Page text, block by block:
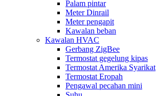
Palam pintar
Meter Dinrail
Meter pengapit
Kawalan beban
Kawalan HVAC
Gerbang ZigBee
Termostat gegelung kipas
Termostat Amerika Syarikat
Termostat Eropah
Pengawal pecahan mini